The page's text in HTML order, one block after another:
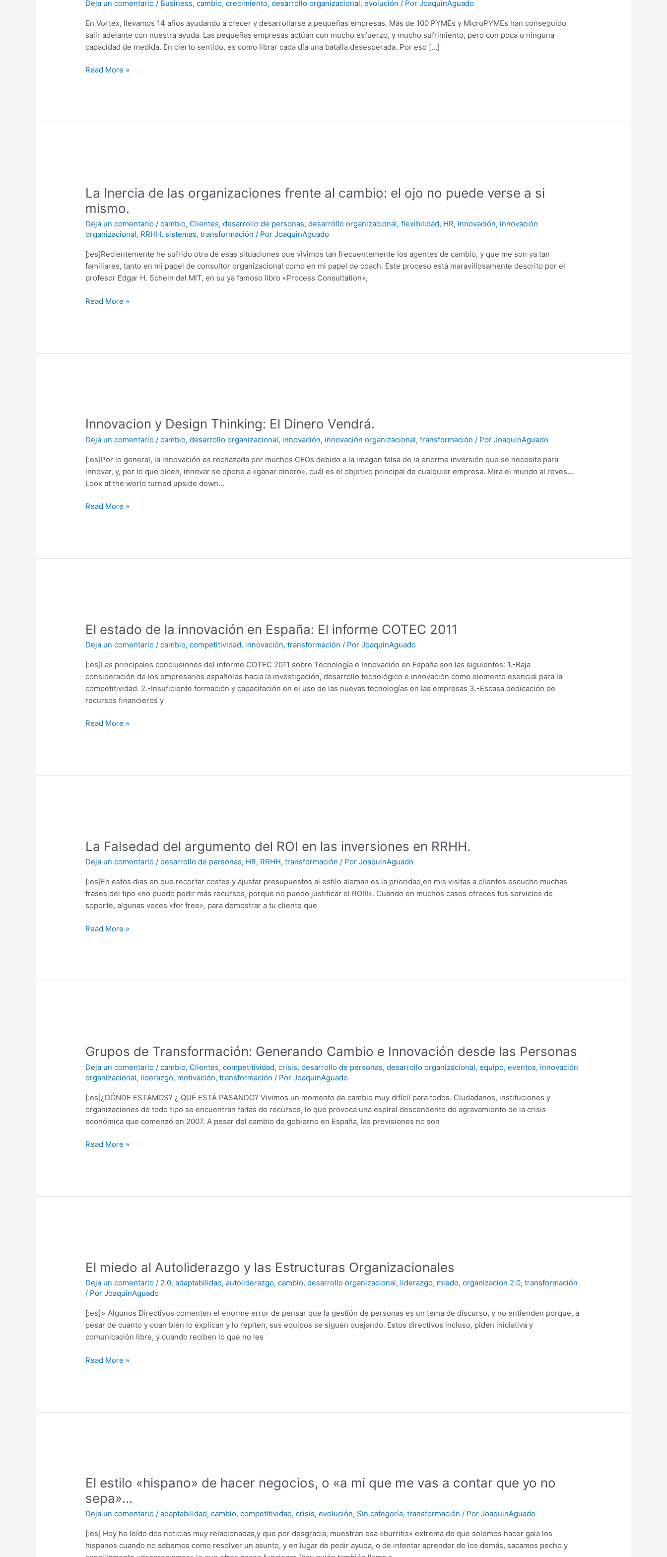
Deja un comentario / Business,cambio,crecimiento,desarrollo organizacional,evolución / PorJoaquinAguado
En Vortex, llevamos 14 años ayudando a crecer y desarrollarse a pequeñas empresas. Más de 100 PYMEs y MicroPYMEs han conseguido
salir adelante con nuestra ayuda. Las pequeñas empresas actúan con mucho esfuerzo, y mucho sufrimiento, pero con poca o ninguna
capacidad de medida. En cierto sentido, es como librar cada día una batalla desesperada. Por eso […]
de
Desarrollo
de
una
Read More »
La Inercia de las organizaciones frente al cambio: el ojo no puede verse a si
mismo.
Deja un comentario /cambio, Clientes,desarrollo de personas,desarrollo organizacional,flexibilidad, HR, innovación, innovación
organizacional, RRHH, sistemas,transformación / PorJoaquinAguado
[:es]Recientemente he sufrido otra de esas situaciones que vivimos tan frecuentemente los agentes de cambio, y que me son ya tan
familiares, tanto en mi papel de consultor organizacional como en mi papel de coach. Este proceso está maravillosamente descrito por el
profesor Edgar H. Schein del MIT, en su ya famoso libro «Process Consultation»,
de
organizaciones
frente
al
cambio:
el
ojo
puede
Read More »
Innovacion y Design Thinking: El Dinero Vendrá.
Deja un comentario /cambio,desarrollo organizacional, innovación, innovación organizacional,transformación / PorJoaquinAguado
[:es]Por lo general, la innovación es rechazada por muchos CEOs debido a la imagen falsa de la enorme inversión que se necesita para
innovar, y, por lo que dicen, innovar se opone a «ganar dinero», cuál es el objetivo principal de cualquier empresa. Mira el mundo al reves…
Look at the world turned upside down…
Design
Thinking:
Dinero
Vendrá.
Read More »
El estado de la innovación en España: El informe COTEC 2011
Deja un comentario /cambio,competitividad, innovación,transformación / PorJoaquinAguado
[:es]Las principales conclusiones del informe COTEC 2011 sobre Tecnología e Innovación en España son las siguientes: 1.-Baja
consideración de los empresarios españoles hacia la investigación, desarrollo tecnológico e innovación como elemento esencial para la
competitividad. 2.-Insuficiente formación y capacitación en el uso de las nuevas tecnologías en las empresas 3.-Escasa dedicación de
recursos financieros y
de
innovación
en
España:
El
informe
2011
Read More »
La Falsedad del argumento del ROI en las inversiones en RRHH.
Deja un comentario /desarrollo de personas, HR, RRHH,transformación / PorJoaquinAguado
[:es]En estos dias en que recortar costes y ajustar presupuestos al estilo aleman es la prioridad,en mis visitas a clientes escucho muchas
frases del tipo «no puedo pedir más recursos, porque no puedo justificar el ROI!!». Cuando en muchos casos ofreces tus servicios de
soporte, algunas veces «for free», para demostrar a tu cliente que
del
argumento
del
ROI
en
las
en
Read More »
Grupos de Transformación: Generando Cambio e Innovación desde las Personas
Deja un comentario /cambio, Clientes,competitividad,crisis,desarrollo de personas,desarrollo organizacional,equipo,eventos, innovación
organizacional, liderazgo, motivación,transformación / PorJoaquinAguado
[:es]¿DÓNDE ESTAMOS? ¿ QUÉ ESTÁ PASANDO? Vivimos un momento de cambio muy difícil para todos. Ciudadanos, instituciones y
organizaciones de todo tipo se encuentran faltas de recursos, lo que provoca una espiral descendente de agravamiento de la crisis
económica que comenzó en 2007. A pesar del cambio de gobierno en España, las previsiones no son
Transformación:
Generando
Cambio
Innovación
desde
las
Read More »
El miedo al Autoliderazgo y las Estructuras Organizacionales
Deja un comentario / 2.0,adaptabilidad,autoliderazgo,cambio,desarrollo organizacional, liderazgo, miedo,organizacion 2.0,transformación
/ PorJoaquinAguado
[:es]> Algunos Directivos comenten el enorme error de pensar que la gestión de personas es un tema de discurso, y no entienden porque, a
pesar de cuanto y cuan bien lo explican y lo repiten, sus equipos se siguen quejando. Estos directivos incluso, piden iniciativa y
comunicación libre, y cuando reciben lo que no les
al
Autoliderazgo
y
Estructuras
Organizacionales
Read More »
El estilo «hispano» de hacer negocios, o «a mi que me vas a contar que yo no
sepa»…
Deja un comentario /adaptabilidad,cambio,competitividad,crisis,evolución, Sin categoría,transformación / PorJoaquinAguado
[:es] Hoy he leído dos noticias muy relacionadas,y que por desgracia, muestran esa «burritis» extrema de que solemos hacer gala los
hispanos cuando no sabemos como resolver un asunto, y en lugar de pedir ayuda, o de intentar aprender de los demás, sacamos pecho y
«hispano»
hacer
negocios,
o
«a